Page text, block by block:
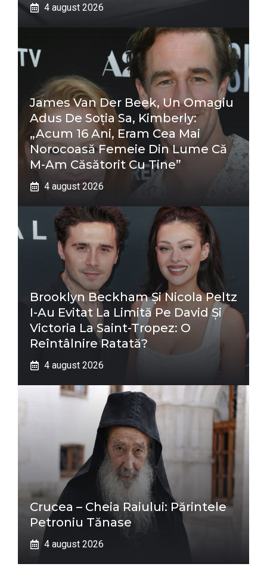
4 august 2026
James Van Der Beek, Un Omagiu
Adus De Soția Sa, Kimberly:
„Acum 16 Ani, Eram Cea Mai
Norocoasă Femeie Din Lume Că
M-Am Căsătorit Cu Tine”
4 august 2026
Brooklyn Beckham Și Nicola Peltz
I-Au Evitat La Limită Pe David Și
Victoria La Saint-Tropez: O
Reîntâlnire Ratată?
4 august 2026
Crucea – Cheia Raiului: Părintele
Petroniu Tănase
4 august 2026